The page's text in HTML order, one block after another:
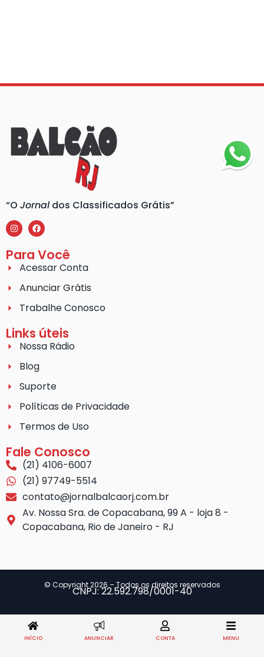
“O Jornaldos Classificados Grátis”
Para Você
Acessar Conta
Anunciar Grátis
Trabalhe Conosco
Links úteis
Nossa Rádio
Blog
Suporte
Políticas de Privacidade
Termos de Uso
Fale Conosco
(21) 4106-6007
(21) 97749-5514
contato@jornalbalcaorj.com.br
Av. Nossa Sra. de Copacabana, 99 A - loja 8 -
Copacabana, Rio de Janeiro - RJ
© Copyright 2026 – Todos os direitos reservados
CNPJ: 22.592.798/0001-40
INÍCIO ANUNCIAR CONTA MENU